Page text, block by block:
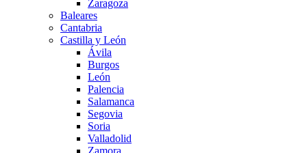
Zaragoza
Baleares
Cantabria
Castilla y León
Ávila
Burgos
León
Palencia
Salamanca
Segovia
Soria
Valladolid
Zamora